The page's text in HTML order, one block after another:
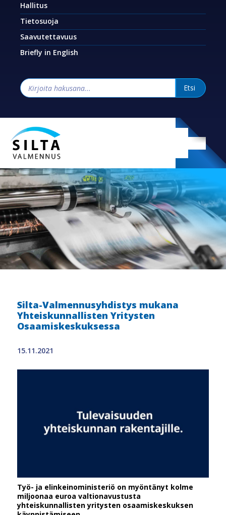
Hallitus
Tietosuoja
Saavutettavuus
Briefly in English
Silta-Valmennusyhdistys mukana
Yhteiskunnallisten Yritysten
Osaamiskeskuksessa
15.11.2021
Työ- ja elinkeinoministeriö on myöntänyt kolme
miljoonaa euroa valtionavustusta
yhteiskunnallisten yritysten osaamiskeskuksen